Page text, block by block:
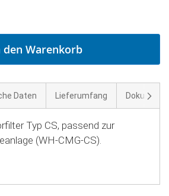
den Warenkorb
Daten Lieferumfang
Typ CS, passend zur
(WH-CMG-CS).